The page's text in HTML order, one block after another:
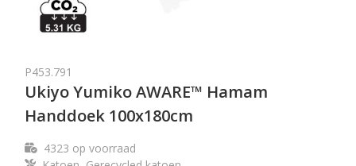
P453.791
Ukiyo Yumiko AWARE™ Hamam
Handdoek 100x180cm
4323 op voorraad